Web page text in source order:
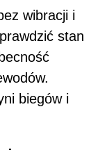
wibracji i
stan
biegów i